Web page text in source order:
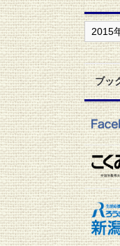
地
協
ニ
ュ
ー
ス
ア
ー
カ
イ
ブ
ブッ